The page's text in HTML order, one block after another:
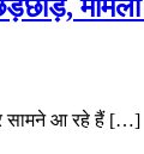
सामने आ रहे हैं […]